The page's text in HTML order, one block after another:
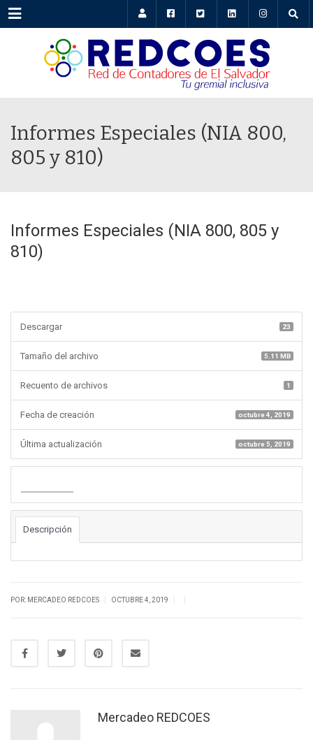
Menu
Informes Especiales (NIA 800,
805 y 810)
Informes Especiales (NIA 800, 805 y
810)
Descargar 23
Tamaño del archivo 5.11 MB
Recuento de archivos 1
Fecha de creación octubre 4, 2019
Última actualización octubre 5, 2019
Descripción
POR: MERCADEO REDCOES OCTUBRE 4, 2019
Mercadeo REDCOES